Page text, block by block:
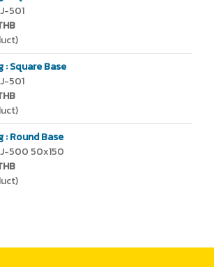
501
: Square Base
501
: Round Base
J-500 50x150